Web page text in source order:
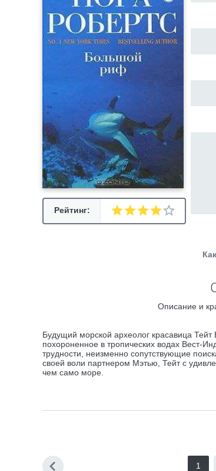
Рейтинг:
Описание и
Будущий морской археолог красавица
похороненное в тропических водах Вест-
трудности, неизменно сопутствующие
своей воли партнером Мэтью, Тейт с
чем само море.
1